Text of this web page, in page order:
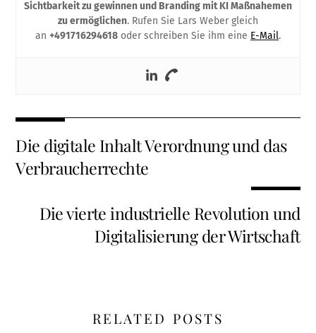
Sichtbarkeit zu gewinnen und Branding mit KI Maßnahemen
zu ermöglichen. Rufen Sie Lars Weber gleich
an +491716294618 oder schreiben Sie ihm eine E-Mail.
Die digitale Inhalt Verordnung und das
Verbraucherrechte
Die vierte industrielle Revolution und
Digitalisierung der Wirtschaft
RELATED POSTS